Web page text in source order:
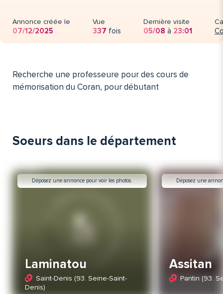
Annonce créée le
07/12/2025
Vue
337 fois
Dernière visite
05/08 à 23:01
Recherche une professeure pour des cours de
mémorisation du Coran, pour débutant
Soeurs dans le département
Déposez une annonce pour voir les photos.
Laminatou
Saint-Denis (93. Seine-Saint-
Denis)
Déposez une
Assitan
Pantin (93.